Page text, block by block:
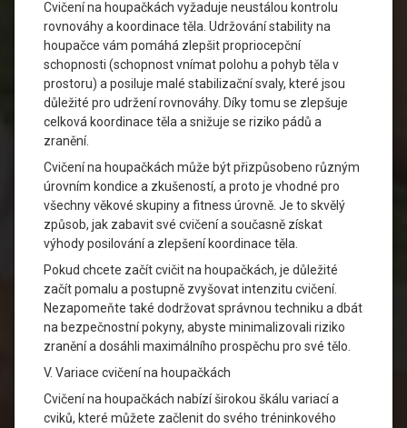
Cvičení na houpačkách vyžaduje neustálou kontrolu
rovnováhy a koordinace těla. Udržování stability na
houpačce vám pomáhá zlepšit propriocepční
schopnosti (schopnost vnímat polohu a pohyb těla v
prostoru) a posiluje malé stabilizační svaly, které jsou
důležité pro udržení rovnováhy. Díky tomu se zlepšuje
celková koordinace těla a snižuje se riziko pádů a
zranění.
Cvičení na houpačkách může být přizpůsobeno různým
úrovním kondice a zkušeností, a proto je vhodné pro
všechny věkové skupiny a fitness úrovně. Je to skvělý
způsob, jak zabavit své cvičení a současně získat
výhody posilování a zlepšení koordinace těla.
Pokud chcete začít cvičit na houpačkách, je důležité
začít pomalu a postupně zvyšovat intenzitu cvičení.
Nezapomeňte také dodržovat správnou techniku a dbát
na bezpečnostní pokyny, abyste minimalizovali riziko
zranění a dosáhli maximálního prospěchu pro své tělo.
V. Variace cvičení na houpačkách
Cvičení na houpačkách nabízí širokou škálu variací a
cviků, které můžete začlenit do svého tréninkového